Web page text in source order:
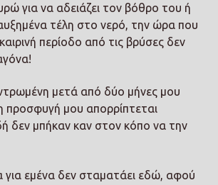
για να αδειάζει τον βόθρο του ή
τέλη στο νερό, την ώρα που
περίοδο από τις βρύσες δεν
μετά από δύο μήνες μου
προσφυγή μου απορρίπτεται
δεν μπήκαν καν στον κόπο να την
για εμένα δεν σταματάει εδώ, αφού